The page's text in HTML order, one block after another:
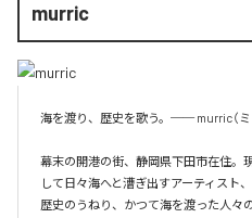
murric
海を渡り、歴史を歌う。── murric（ミ
幕末の開港の街、静岡県下田市在住。
して日々海へと漕ぎ出すアーティスト
歴史のうねり、かつて海を渡った人々